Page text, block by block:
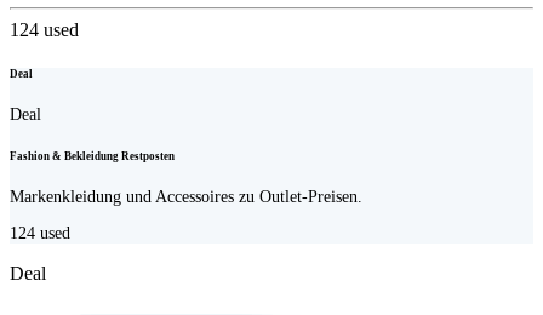
124 used
Deal
Deal
Fashion & Bekleidung Restposten
Markenkleidung und Accessoires zu Outlet-Preisen.
124 used
Deal